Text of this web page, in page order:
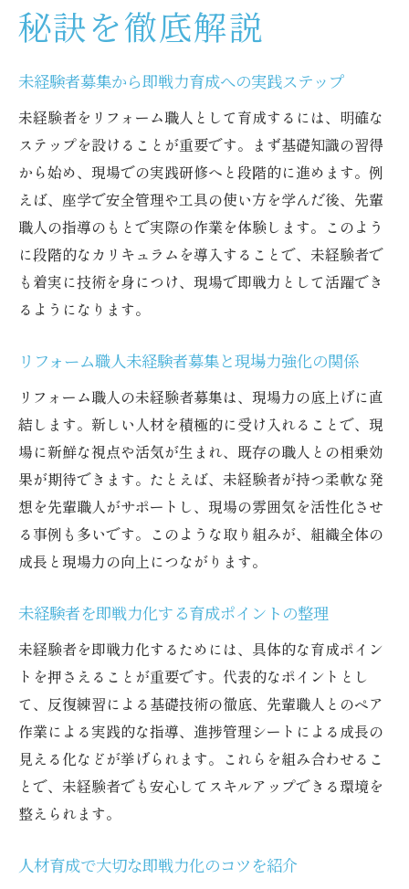
秘訣を徹底解説
未経験者募集から即戦力育成への実践ステップ
未経験者をリフォーム職人として育成するには、明確な
ステップを設けることが重要です。まず基礎知識の習得
から始め、現場での実践研修へと段階的に進めます。例
えば、座学で安全管理や工具の使い方を学んだ後、先輩
職人の指導のもとで実際の作業を体験します。このよう
に段階的なカリキュラムを導入することで、未経験者で
も着実に技術を身につけ、現場で即戦力として活躍でき
るようになります。
リフォーム職人未経験者募集と現場力強化の関係
リフォーム職人の未経験者募集は、現場力の底上げに直
結します。新しい人材を積極的に受け入れることで、現
場に新鮮な視点や活気が生まれ、既存の職人との相乗効
果が期待できます。たとえば、未経験者が持つ柔軟な発
想を先輩職人がサポートし、現場の雰囲気を活性化させ
る事例も多いです。このような取り組みが、組織全体の
成長と現場力の向上につながります。
未経験者を即戦力化する育成ポイントの整理
未経験者を即戦力化するためには、具体的な育成ポイン
トを押さえることが重要です。代表的なポイントとし
て、反復練習による基礎技術の徹底、先輩職人とのペア
作業による実践的な指導、進捗管理シートによる成長の
見える化などが挙げられます。これらを組み合わせるこ
とで、未経験者でも安心してスキルアップできる環境を
整えられます。
人材育成で大切な即戦力化のコツを紹介